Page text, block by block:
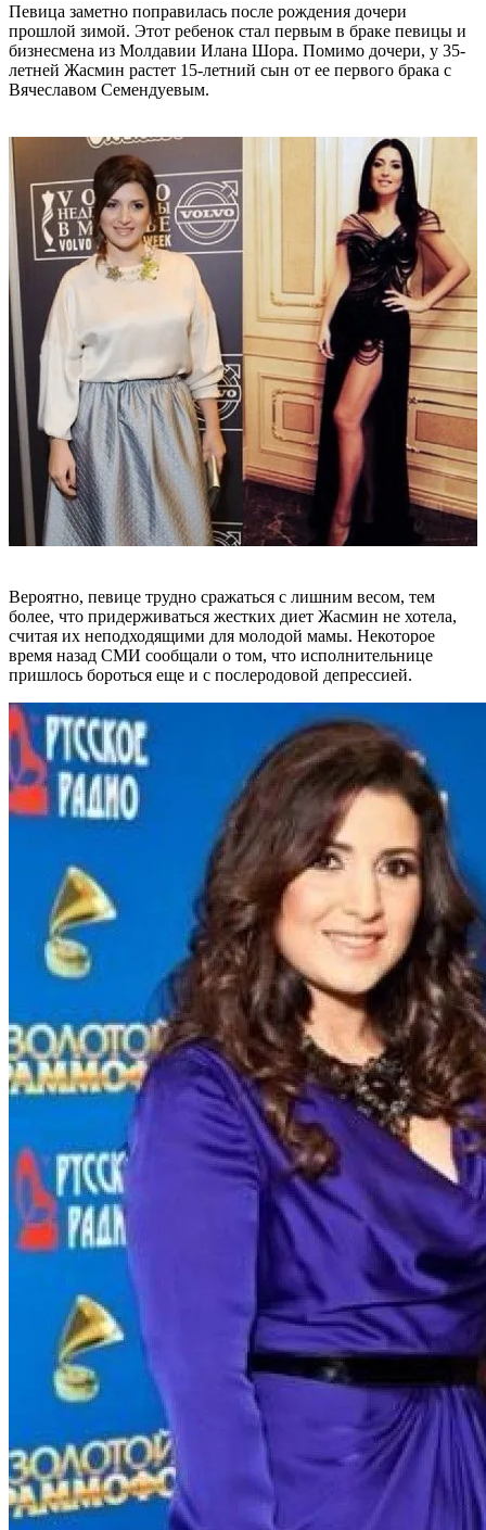
Певица заметно поправилась после рождения дочери
прошлой зимой. Этот ребенок стал первым в браке певицы и
бизнесмена из Молдавии Илана Шора. Помимо дочери, у 35-
летней Жасмин растет 15-летний сын от ее первого брака с
Вячеславом Семендуевым.
Вероятно, певице трудно сражаться с лишним весом, тем
более, что придерживаться жестких диет Жасмин не хотела,
считая их неподходящими для молодой мамы. Некоторое
время назад СМИ сообщали о том, что исполнительнице
пришлось бороться еще и с послеродовой депрессией.